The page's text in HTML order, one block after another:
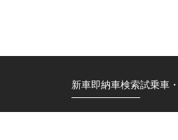
新車即納車検索試乗車